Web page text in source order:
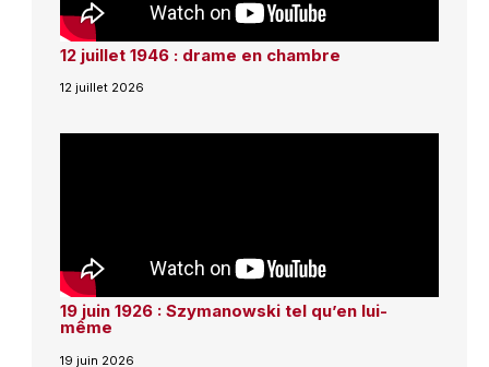
12 juillet 1946 : drame en chambre
12 juillet 2026
19 juin 1926 : Szymanowski tel qu’en lui-
même
19 juin 2026